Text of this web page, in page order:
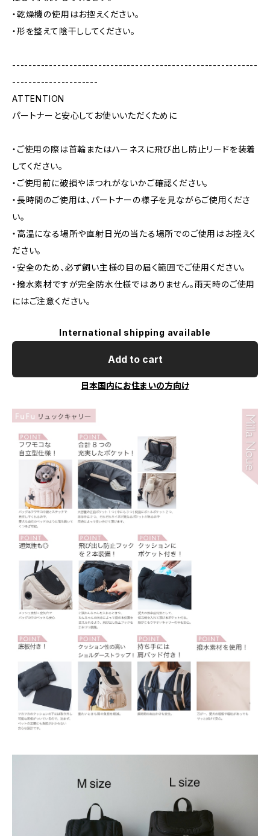
・乾燥機の使用はお控えください。
・形を整えて陰干ししてください。
------------------------------------------------------------
---------------------
ATTENTION
パートナーと安心してお使いいただくために
・ご使用の際は首輪またはハーネスに飛び出し防止リードを装着
してください。
・ご使用前に破損やほつれがないかご確認ください。
・長時間のご使用は、パートナーの様子を見ながらご使用くださ
い。
・高温になる場所や直射日光の当たる場所でのご使用はお控えく
ださい。
・安全のため、必ず飼い主様の目の届く範囲でご使用ください。
・撥水素材ですが完全防水仕様ではありません。雨天時のご使用
にはご注意ください。
International shipping available
Add to cart
日本国内にお住まいの方向け